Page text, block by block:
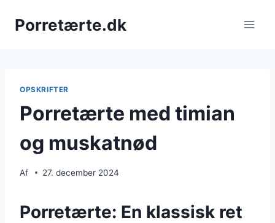
Porretærte.dk
OPSKRIFTER
Porretærte med timian
og muskatnød
Af 27. december 2024
Porretærte: En klassisk ret